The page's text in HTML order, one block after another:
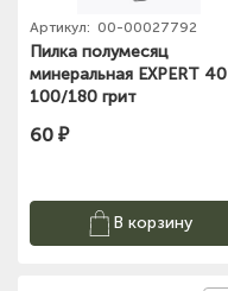
Артикул: 00-00027792
Пилка полумесяц
минеральная EXPERT 40
100/180 грит
60 ₽
В корзину